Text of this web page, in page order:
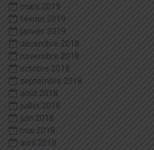
mars 2019
février 2019
janvier 2019
décembre 2018
novembre 2018
octobre 2018
septembre 2018
août 2018
juillet 2018
juin 2018
mai 2018
avril 2018